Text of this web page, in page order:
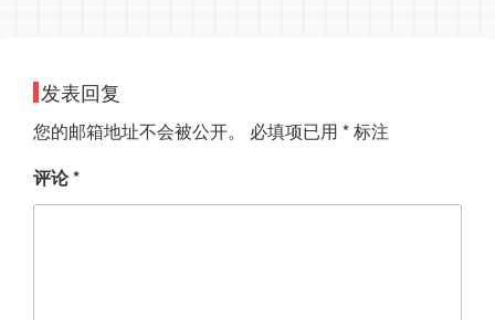
发表回复
您的邮箱地址不会被公开。 必填项已用 *标注
评论*